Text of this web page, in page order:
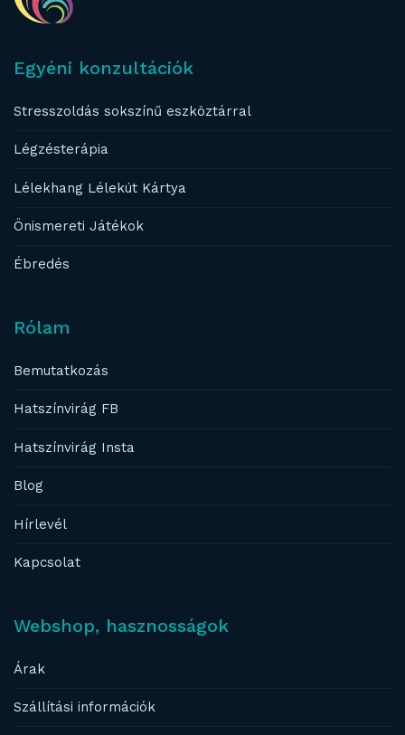
Egyéni konzultációk
Stresszoldás sokszínű eszköztárral
Légzésterápia
Lélekhang Lélekút Kártya
Önismereti Játékok
Ébredés
Rólam
Bemutatkozás
Hatszínvirág FB
Hatszínvirág Insta
Blog
Hírlevél
Kapcsolat
Webshop, hasznosságok
Árak
Szállítási információk